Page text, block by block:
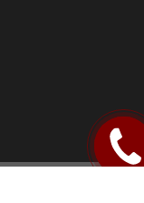
moi